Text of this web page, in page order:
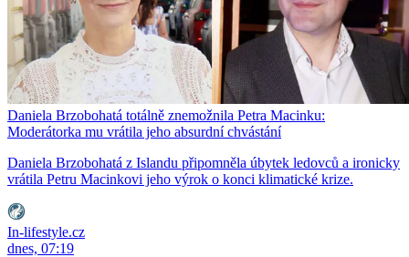
Daniela Brzobohatá totálně znemožnila Petra Macinku:
Moderátorka mu vrátila jeho absurdní chvástání
Daniela Brzobohatá z Islandu připomněla úbytek ledovců a ironicky
vrátila Petru Macinkovi jeho výrok o konci klimatické krize.
In-lifestyle.cz
dnes, 07:19